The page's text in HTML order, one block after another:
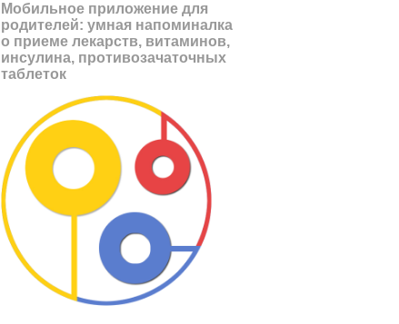
Мобильное приложение для
родителей: умная напоминалка
о приеме лекарств, витаминов,
инсулина, противозачаточных
таблеток